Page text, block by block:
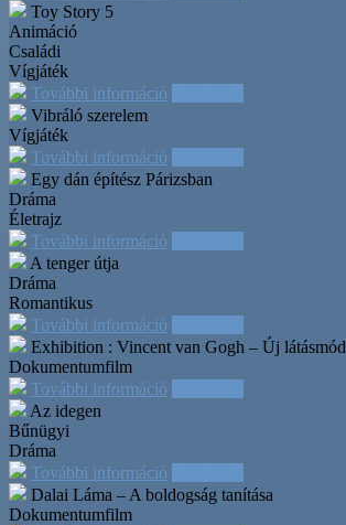
Toy Story 5
Animáció
Családi
Vígjáték
További információ
Vibráló szerelem
Vígjáték
További információ
Egy dán építész Párizsban
Dráma
Életrajz
További információ
A tenger útja
Dráma
Romantikus
További információ
Exhibition : Vincent van Gogh – Új látásmód
Dokumentumfilm
További információ
Az idegen
Bűnügyi
Dráma
További információ
Dalai Láma – A boldogság tanítása
Dokumentumfilm